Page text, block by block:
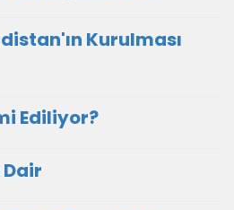
Kurulması
Ediliyor?
Dair